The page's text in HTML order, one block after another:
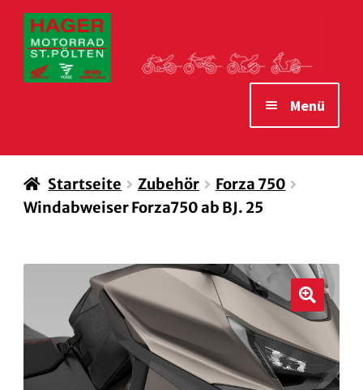
Zur
Navigation
springen
Zum
Inhalt
springen
Menü
STARTSEITE
MOTORRÄDER
ZUBEHÖR
WAS WIR IHNEN BIETEN
ÖFFNUNGSZEITEN
KONTAKT
Startseite Zubehör
Forza 750
Windabweiser Forza750 ab BJ. 25
🔍